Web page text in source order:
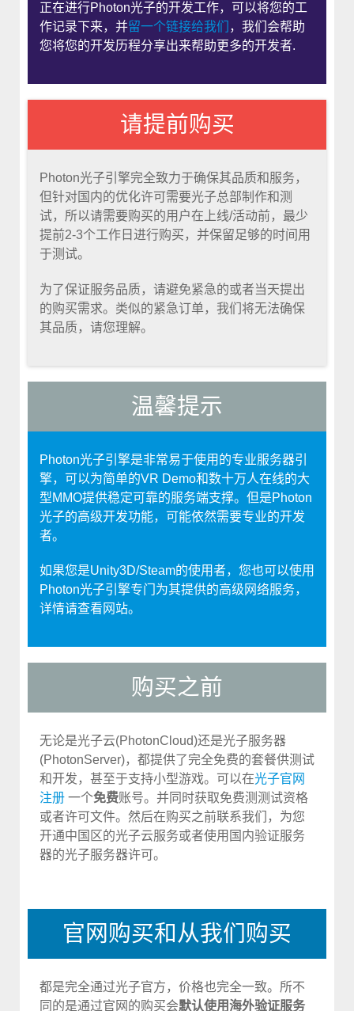
正在进行Photon光子的开发工作，可以将您的工
作记录下来，并留一个链接给我们 ，我们会帮助
您将您的开发历程分享出来帮助更多的开发者.
请提前购买
Photon光子引擎完全致力于确保其品质和服务，
但针对国内的优化许可需要光子总部制作和测
试，所以请需要购买的用户在上线/活动前，最少
提前2-3个工作日进行购买，并保留足够的时间用
于测试。
为了保证服务品质，请避免紧急的或者当天提出
的购买需求。类似的紧急订单，我们将无法确保
其品质，请您理解。
温馨提示
Photon光子引擎是非常易于使用的专业服务器引
擎，可以为简单的VR Demo和数十万人在线的大
型MMO提供稳定可靠的服务端支撑。但是Photon
光子的高级开发功能，可能依然需要专业的开发
者。
如果您是Unity3D/Steam的使用者，您也可以使用
Photon光子引擎专门为其提供的高级网络服务，
详情请查看网站。
购买之前
无论是光子云(PhotonCloud)还是光子服务器
(PhotonServer)，都提供了完全免费的套餐供测试
和开发，甚至于支持小型游戏。可以在光子官网
注册 一个免费账号。并同时获取免费测测试资格
或者许可文件。然后在购买之前联系我们，为您
开通中国区的光子云服务或者使用国内验证服务
器的光子服务器许可。
官网购买和从我们购买
都是完全通过光子官方，价格也完全一致。所不
同的是通过官网的购买会默认使用海外验证服务